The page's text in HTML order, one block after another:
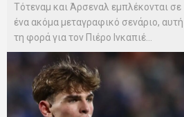
Τότεναμ και Άρσεναλ εμπλέκονται σε
ένα ακόμα μεταγραφικό σενάριο, αυτή
τη φορά για τον Πιέρο Ινκαπιέ...